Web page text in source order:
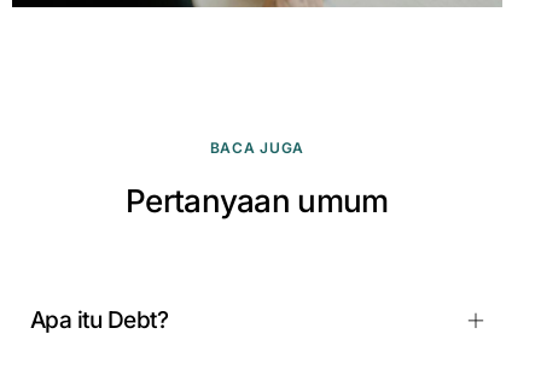
BACA JUGA
Pertanyaan umum
Apa itu Debt?